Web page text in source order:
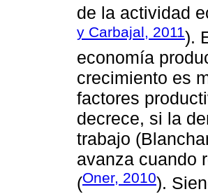
de la actividad
y Carbajal, 2011).
economía
crecimiento es
factores
decrece, si la
trabajo
avanza cuando
(Oner, 2010).